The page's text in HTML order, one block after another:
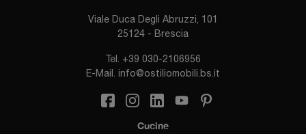
Viale Duca Degli Abruzzi, 101
25124 - Brescia
Tel. +39 030-2106956
E-Mail. info@ostiliomobili.bs.it
Cucine